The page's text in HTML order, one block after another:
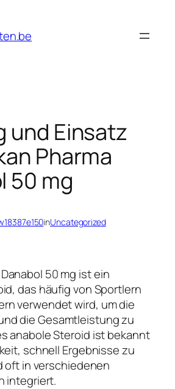
und Einsatz
Pharma
50 mg
inUncategorized
50 mg ist ein
das häufig von Sportlern
verwendet wird, um die
die Gesamtleistung zu
anabole Steroid ist bekannt
schnell Ergebnisse zu
oft in verschiedenen
integriert.